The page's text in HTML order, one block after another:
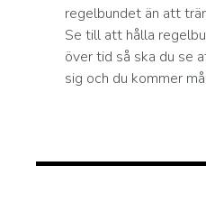
regelbundet än att
Se till att hålla
över tid så ska du se
sig och du kommer